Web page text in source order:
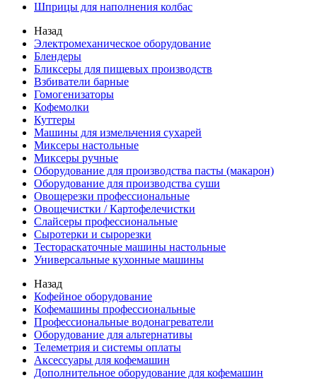
Шприцы для наполнения колбас
Назад
Электромеханическое оборудование
Блендеры
Бликсеры для пищевых производств
Взбиватели барные
Гомогенизаторы
Кофемолки
Куттеры
Машины для измельчения сухарей
Миксеры настольные
Миксеры ручные
Оборудование для производства пасты (макарон)
Оборудование для производства суши
Овощерезки профессиональные
Овощечистки / Картофелечистки
Слайсеры профессиональные
Сыротерки и сырорезки
Тестораскаточные машины настольные
Универсальные кухонные машины
Назад
Кофейное оборудование
Кофемашины профессиональные
Профессиональные водонагреватели
Оборудование для альтернативы
Телеметрия и системы оплаты
Аксессуары для кофемашин
Дополнительное оборудование для кофемашин